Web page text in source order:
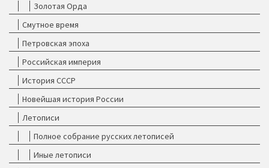
Золотая Орда
Смутное время
Петровская эпоха
Российская империя
История СССР
Новейшая история России
Летописи
Полное собрание русских летописей
Иные летописи